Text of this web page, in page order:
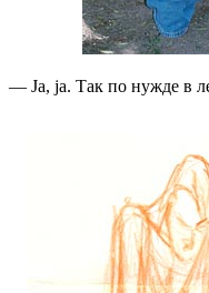
— Ja, ja. Так по нужде в